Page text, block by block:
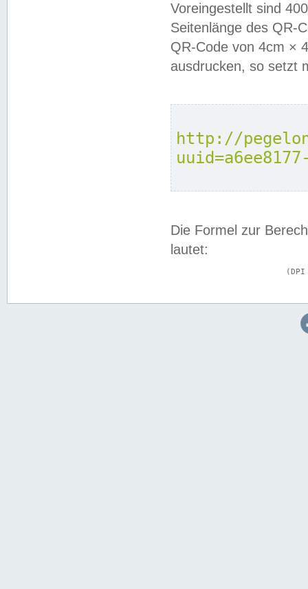
Voreingestellt sind
Seitenlänge des QR-
QR-Code von 4cm ×
ausdrucken, so setzt
http://
Die Formel zur
lautet: